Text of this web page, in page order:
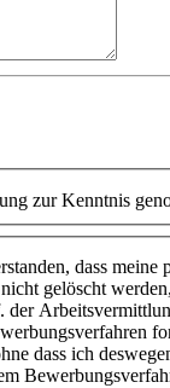
zur Kenntnis
dass
gelöscht
dass ich